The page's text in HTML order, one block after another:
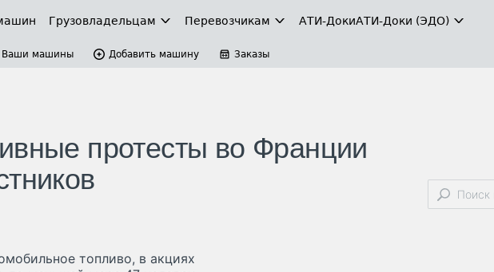
Грузовладельцам Перевозчикам АТИ-ДокиАТИ-Доки (ЭДО)
Ваши машины Добавить машину Заказы
протесты во Франции
топливо, в акциях